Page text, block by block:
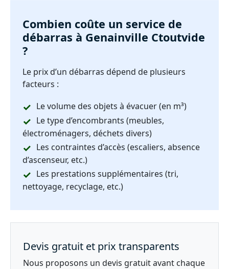
Combien coûte un service de
débarras à Genainville Ctoutvide
?
Le prix d’un débarras dépend de plusieurs
facteurs :
Le volume des objets à évacuer (en m³)
Le type d’encombrants (meubles,
électroménagers, déchets divers)
Les contraintes d’accès (escaliers, absence
d’ascenseur, etc.)
Les prestations supplémentaires (tri,
nettoyage, recyclage, etc.)
Devis gratuit et prix transparents
Nous proposons un devis gratuit avant chaque